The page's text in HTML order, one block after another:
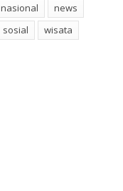
nasional
news
sosial wisata